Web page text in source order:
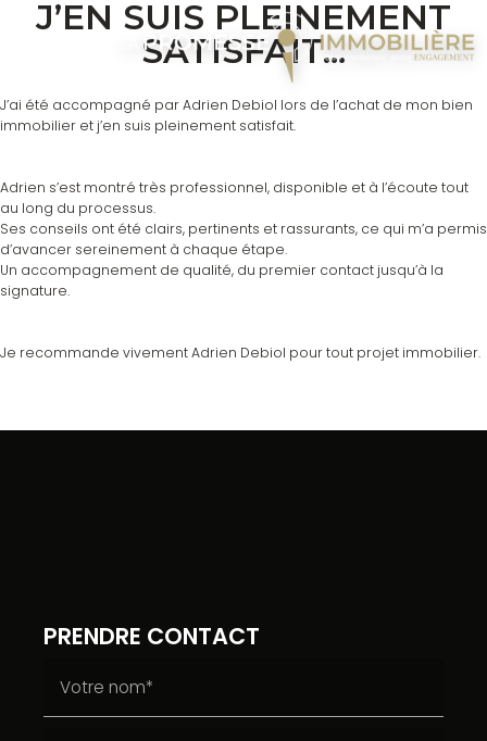
J’EN SUIS PLEINEMENT
SATISFAIT...
J’ai été accompagné par Adrien Debiol lors de l’achat de mon bien
immobilier et j’en suis pleinement satisfait.
Adrien s’est montré très professionnel, disponible et à l’écoute tout
au long du processus.
Ses conseils ont été clairs, pertinents et rassurants, ce qui m’a permis
d’avancer sereinement à chaque étape.
Un accompagnement de qualité, du premier contact jusqu’à la
signature.
Je recommande vivement Adrien Debiol pour tout projet immobilier.
PRENDRE CONTACT